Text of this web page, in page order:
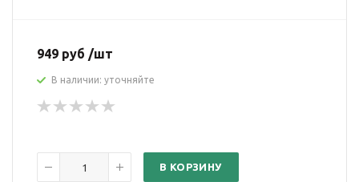
949 руб /шт
В наличии: уточняйте
В КОРЗИНУ